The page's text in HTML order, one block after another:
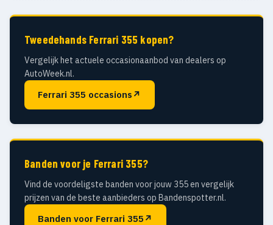
Tweedehands Ferrari 355 kopen?
Vergelijk het actuele occasionaanbod van dealers op
AutoWeek.nl.
Ferrari 355 occasions ↗
Banden voor je Ferrari 355?
Vind de voordeligste banden voor jouw 355 en vergelijk
prijzen van de beste aanbieders op Bandenspotter.nl.
Banden voor Ferrari 355 ↗